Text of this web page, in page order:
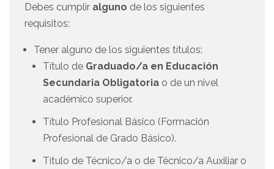
Debes cumplir alguno de los siguientes
requisitos:
Tener alguno de los siguientes títulos:
Título de Graduado/a en Educación
Secundaria Obligatoria o de un nivel
académico superior.
Título Profesional Básico (Formación
Profesional de Grado Básico).
Título de Técnico/a o de Técnico/a Auxiliar o